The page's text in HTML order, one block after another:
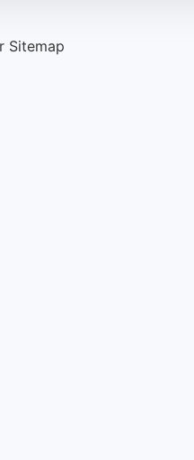
Sitemap